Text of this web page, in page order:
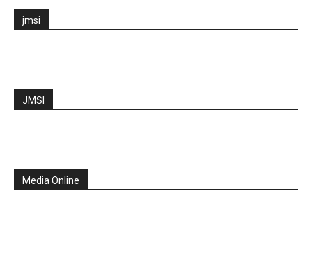
jmsi
JMSI
Media Online